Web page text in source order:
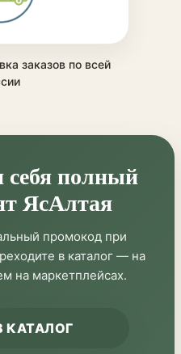
заказов по всей
себя полный
ЯсАлтая
промокод при
в каталог — на
на маркетплейсах.
КАТАЛОГ